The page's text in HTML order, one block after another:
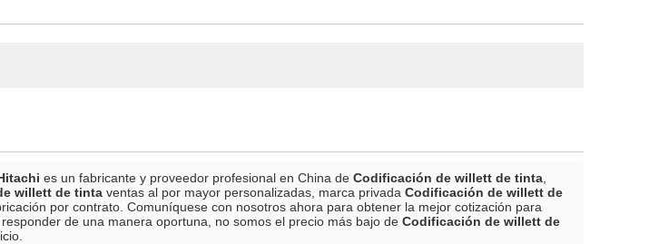
es un fabricante y proveedor profesional en China de Codificación de willett de tinta
willett de tinta ventas al por mayor personalizadas, marca privada Codificación de willett de
por contrato. Comuníquese con nosotros ahora para obtener la mejor cotización para
responder de una manera oportuna, no somos el precio más bajo de Codificación de willett de